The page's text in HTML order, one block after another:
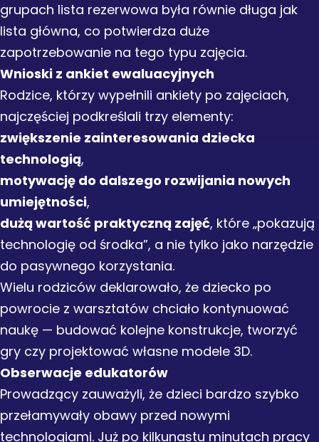
grupach lista rezerwowa była równie długa jak
lista główna, co potwierdza duże
zapotrzebowanie na tego typu zajęcia.
Wnioski z ankiet ewaluacyjnych
Rodzice, którzy wypełnili ankiety po zajęciach,
najczęściej podkreślali trzy elementy:
zwiększenie zainteresowania dziecka
technologią,
motywację do dalszego rozwijania nowych
umiejętności,
dużą wartość praktyczną zajęć, które „pokazują
technologię od środka”, a nie tylko jako narzędzie
do pasywnego korzystania.
Wielu rodziców deklarowało, że dziecko po
powrocie z warsztatów chciało kontynuować
naukę — budować kolejne konstrukcje, tworzyć
gry czy projektować własne modele 3D.
Obserwacje edukatorów
Prowadzący zauważyli, że dzieci bardzo szybko
przełamywały obawy przed nowymi
technologiami. Już po kilkunastu minutach pracy